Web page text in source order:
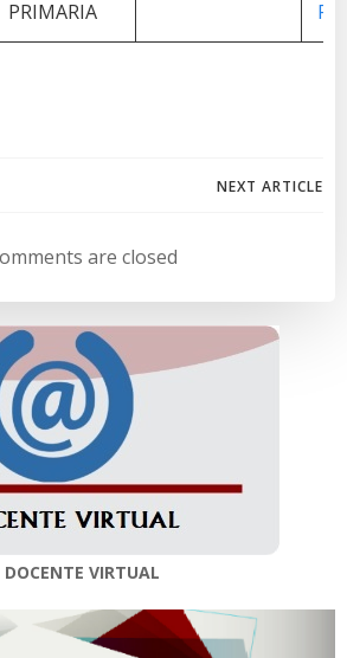
PRIMARIA
Navegación
de
entradas
NEXT ARTICLE
are closed
DOCENTE VIRTUAL